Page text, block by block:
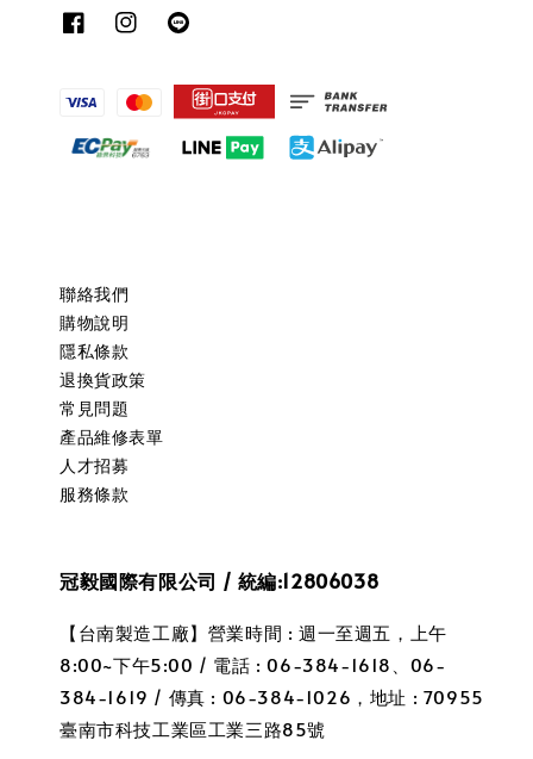
聯絡我們
購物說明
隱私條款
退換貨政策
常見問題
產品維修表單
人才招募
服務條款
冠毅國際有限公司 / 統編:12806038
【台南製造工廠】營業時間 : 週一至週五，上午
8:00~下午5:00 / 電話 : 06-384-1618、06-
384-1619 / 傳真 : 06-384-1026，地址 : 70955
臺南市科技工業區工業三路85號